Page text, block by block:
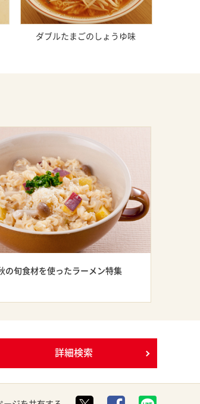
ダブルたまごのしょうゆ味
の旬食材を使ったラーメン特集
詳細検索